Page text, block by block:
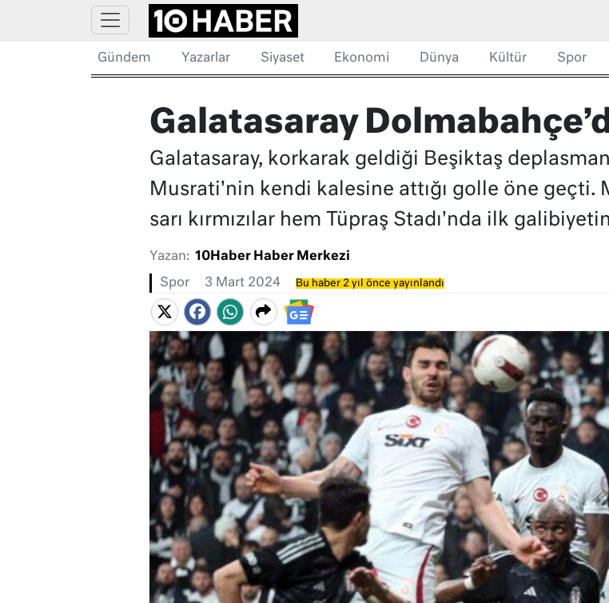
Gündem Yazarlar Siyaset Ekonomi Dünya Kültür Spor
Galatasaray
Galatasaray, korkarak geldiği Beşiktaş
Musrati'nin kendi kalesine attığı golle öne geçti.
sarı kırmızılar hem Tüpraş Stadı'nda ilk
Yazan: 10Haber Haber Merkezi
Spor 3 Mart 2024 Bu haber 2 yıl önce yayınlandı